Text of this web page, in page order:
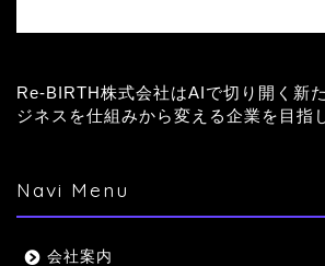
Re-BIRTH株式会社はAIで切り開く新
ジネスを仕組みから変える企業を目指
Navi Menu
会社案内